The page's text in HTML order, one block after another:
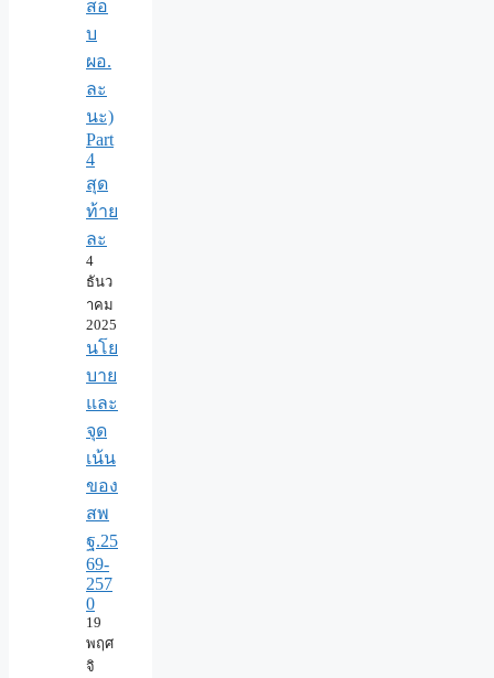
สอ
บ
ผอ.
ละ
นะ)
Part
4
สุด
ท้าย
ละ
4
ธันว
าคม
2025
นโย
บาย
และ
จุด
เน้น
ของ
สพ
ฐ.25
69-
257
0
19
พฤศ
จิ